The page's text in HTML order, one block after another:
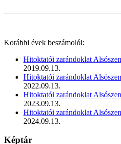
Korábbi évek beszámolói:
Hitoktatói zarándoklat
2019.09.13.
Hitoktatói zarándoklat
2022.09.13.
Hitoktatói zarándoklat
2023.09.13.
Hitoktatói zarándoklat
2024.09.13.
Képtár